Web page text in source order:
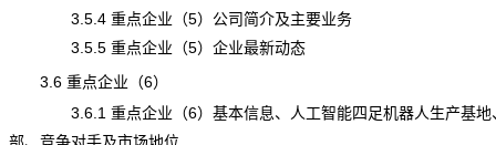
3.5.4 重点企业（5）公司简介及主要业务
3.5.5 重点企业（5）企业最新动态
3.6 重点企业（6）
3.6.1 重点企业（6）基本信息、人工智能四足机器人生产基地